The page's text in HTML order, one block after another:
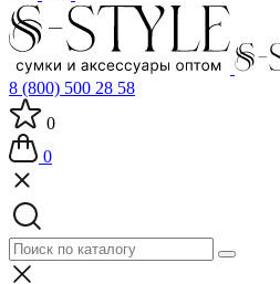
8 (800) 500 28 58
0
0